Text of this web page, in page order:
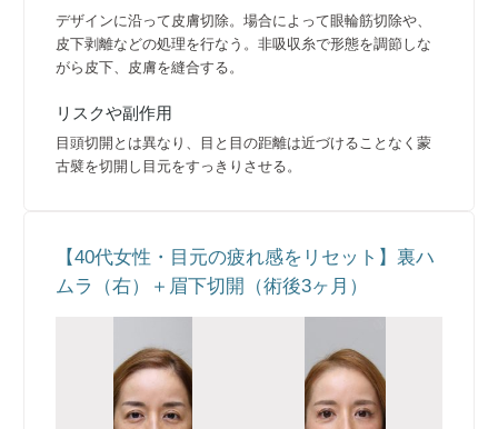
デザインに沿って皮膚切除。場合によって眼輪筋切除や、
皮下剥離などの処理を行なう。非吸収糸で形態を調節しな
がら皮下、皮膚を縫合する。
リスクや副作用
目頭切開とは異なり、目と目の距離は近づけることなく蒙
古襞を切開し目元をすっきりさせる。
【40代女性・目元の疲れ感をリセット】裏ハ
ムラ（右）＋眉下切開（術後3ヶ月）